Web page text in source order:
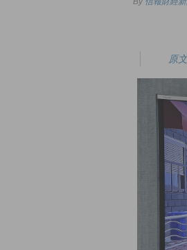
原文